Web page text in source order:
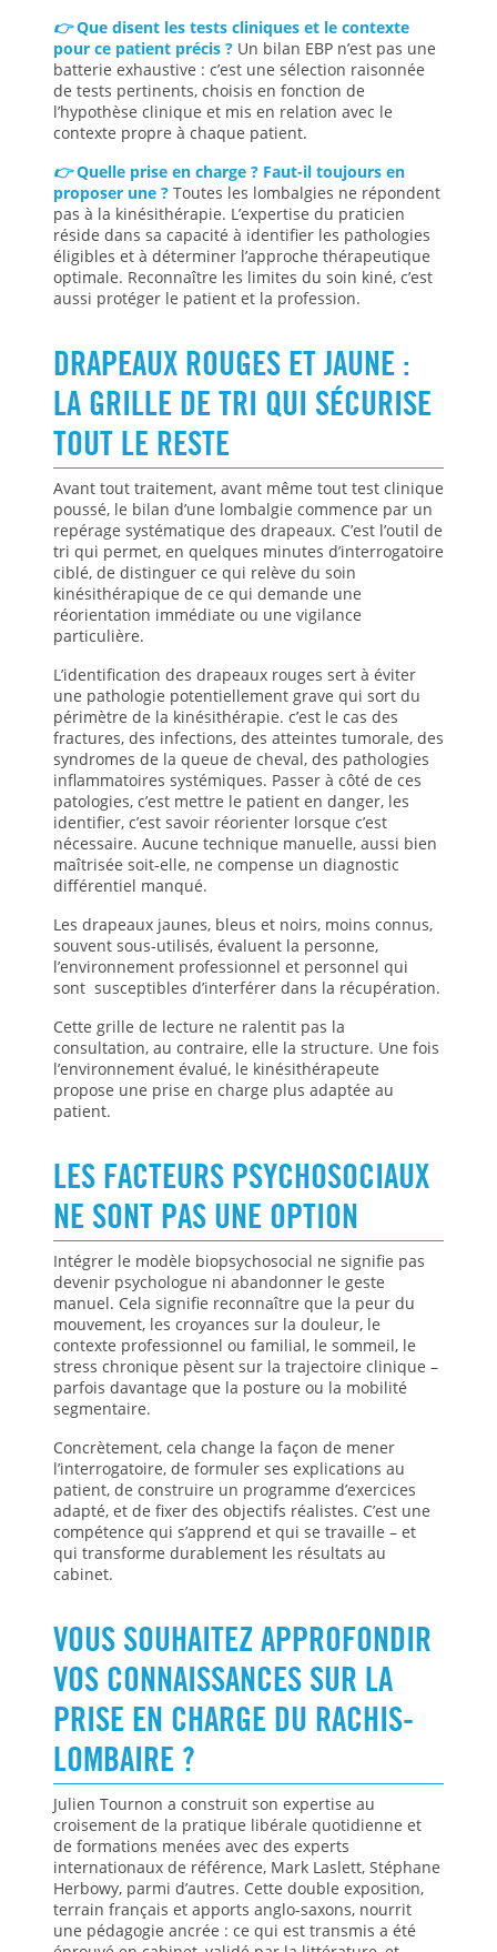
👉Que disent les tests cliniques et le contexte
pour ce patient précis ? Un bilan EBP n’est pas une
batterie exhaustive : c’est une sélection raisonnée
de tests pertinents, choisis en fonction de
l’hypothèse clinique et mis en relation avec le
contexte propre à chaque patient.
👉 Quelle prise en charge ? Faut-il toujours en
proposer une ? Toutes les lombalgies ne répondent
pas à la kinésithérapie. L’expertise du praticien
réside dans sa capacité à identifier les pathologies
éligibles et à déterminer l’approche thérapeutique
optimale. Reconnaître les limites du soin kiné, c’est
aussi protéger le patient et la profession.
DRAPEAUX ROUGES ET JAUNE :
LA GRILLE DE TRI QUI SÉCURISE
TOUT LE RESTE
Avant tout traitement, avant même tout test clinique
poussé, le bilan d’une lombalgie commence par un
repérage systématique des drapeaux. C’est l’outil de
tri qui permet, en quelques minutes d’interrogatoire
ciblé, de distinguer ce qui relève du soin
kinésithérapique de ce qui demande une
réorientation immédiate ou une vigilance
particulière.
L’identification des drapeaux rouges sert à éviter
une pathologie potentiellement grave qui sort du
périmètre de la kinésithérapie. c’est le cas des
fractures, des infections, des atteintes tumorale, des
syndromes de la queue de cheval, des pathologies
inflammatoires systémiques. Passer à côté de ces
patologies, c’est mettre le patient en danger, les
identifier, c’est savoir réorienter lorsque c’est
nécessaire. Aucune technique manuelle, aussi bien
maîtrisée soit-elle, ne compense un diagnostic
différentiel manqué.
Les drapeaux jaunes, bleus et noirs, moins connus,
souvent sous-utilisés, évaluent la personne,
l’environnement professionnel et personnel qui
sont susceptibles d’interférer dans la récupération.
Cette grille de lecture ne ralentit pas la
consultation, au contraire, elle la structure. Une fois
l’environnement évalué, le kinésithérapeute
propose une prise en charge plus adaptée au
patient.
LES FACTEURS PSYCHOSOCIAUX
NE SONT PAS UNE OPTION
Intégrer le modèle biopsychosocial ne signifie pas
devenir psychologue ni abandonner le geste
manuel. Cela signifie reconnaître que la peur du
mouvement, les croyances sur la douleur, le
contexte professionnel ou familial, le sommeil, le
stress chronique pèsent sur la trajectoire clinique –
parfois davantage que la posture ou la mobilité
segmentaire.
Concrètement, cela change la façon de mener
l’interrogatoire, de formuler ses explications au
patient, de construire un programme d’exercices
adapté, et de fixer des objectifs réalistes. C’est une
compétence qui s’apprend et qui se travaille – et
qui transforme durablement les résultats au
cabinet.
VOUS SOUHAITEZ APPROFONDIR
VOS CONNAISSANCES SUR LA
PRISE EN CHARGE DU RACHIS-
LOMBAIRE ?
Julien Tournon a construit son expertise au
croisement de la pratique libérale quotidienne et
de formations menées avec des experts
internationaux de référence, Mark Laslett, Stéphane
Herbowy, parmi d’autres. Cette double exposition,
terrain français et apports anglo-saxons, nourrit
une pédagogie ancrée : ce qui est transmis a été